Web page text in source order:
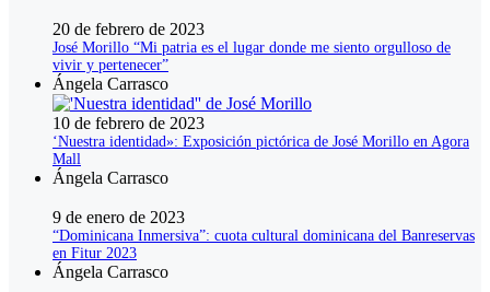
20 de febrero de 2023
José Morillo “Mi patria es el lugar donde me siento orgulloso de
vivir y pertenecer”
Ángela Carrasco
10 de febrero de 2023
‘Nuestra identidad»: Exposición pictórica de José Morillo en Agora
Mall
Ángela Carrasco
9 de enero de 2023
“Dominicana Inmersiva”: cuota cultural dominicana del Banreservas
en Fitur 2023
Ángela Carrasco